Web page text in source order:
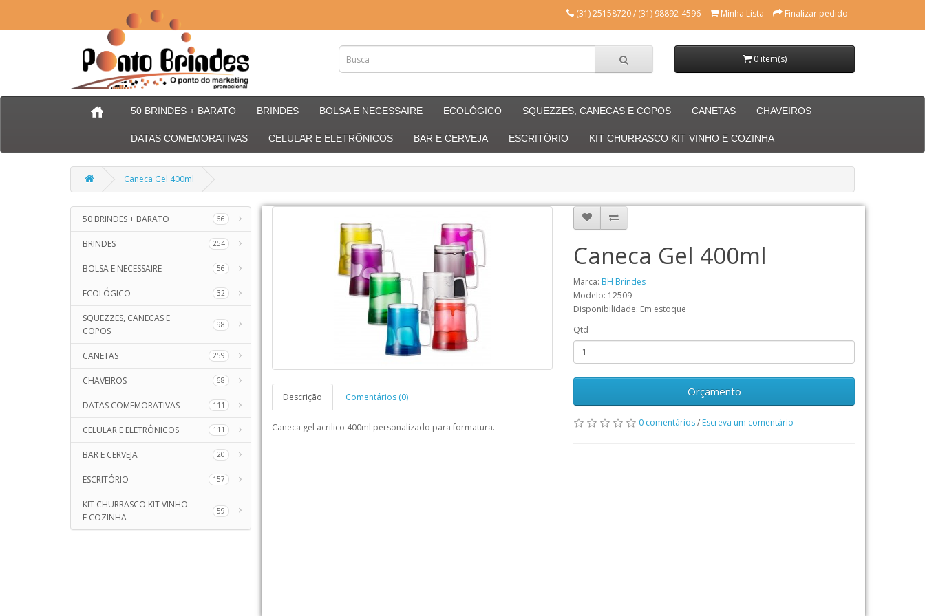
(31) 25158720 / (31) 98892-4596 Minha Lista Finalizar pedido
0 item(s)
50 BRINDES + BARATO BRINDES BOLSA E NECESSAIRE ECOLÓGICO SQUEZZES, CANECAS E COPOS CANETAS CHAVEIROS
DATAS COMEMORATIVAS CELULAR E ELETRÔNICOS BAR E CERVEJA ESCRITÓRIO KIT CHURRASCO KIT VINHO E COZINHA
Caneca Gel 400ml
50 BRINDES + BARATO 66
BRINDES 254
BOLSA E NECESSAIRE 56
ECOLÓGICO 32
SQUEZZES, CANECAS E
COPOS
98
CANETAS 259
CHAVEIROS 68
DATAS COMEMORATIVAS 111
CELULAR E ELETRÔNICOS 111
BAR E CERVEJA 20
ESCRITÓRIO 157
KIT CHURRASCO KIT VINHO
E COZINHA
59
Descrição Comentários (0)
Caneca gel acrilico 400ml personalizado para formatura.
Caneca Gel 400ml
Marca: BH Brindes
Modelo: 12509
Disponibilidade: Em estoque
Qtd
Orçamento
0 comentários/ Escreva um comentário